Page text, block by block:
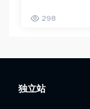
298
独立站